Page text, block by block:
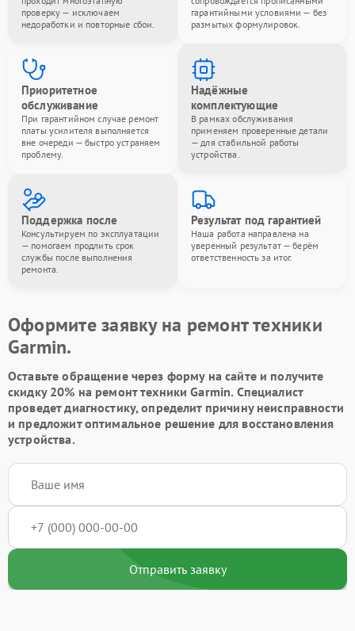
проверку — исключаем
недоработки и повторные сбои.
гарантийными условиями — без
размытых формулировок.
Приоритетное
обслуживание
При гарантийном случае ремонт
платы усилителя выполняется
вне очереди — быстро устраняем
проблему.
Надёжные
комплектующие
В рамках обслуживания
применяем проверенные детали
— для стабильной работы
устройства.
Поддержка после
Консультируем по эксплуатации
— помогаем продлить срок
службы после выполнения
ремонта.
Результат под гарантией
Наша работа направлена на
уверенный результат — берём
ответственность за итог.
Оформите заявку на ремонт техники
Garmin.
Оставьте обращение через форму на сайте и получите
скидку 20% на ремонт техники Garmin. Специалист
проведет диагностику, определит причину неисправности
и предложит оптимальное решение для восстановления
устройства.
Отправить заявку